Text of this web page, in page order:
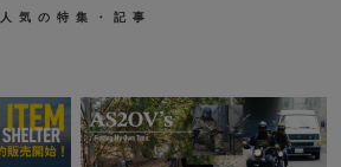
人気の特集・記事